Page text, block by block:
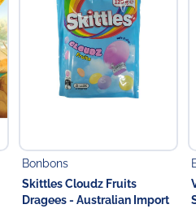
Bonbons
Skittles Cloudz Fruits
Dragees - Australian Import